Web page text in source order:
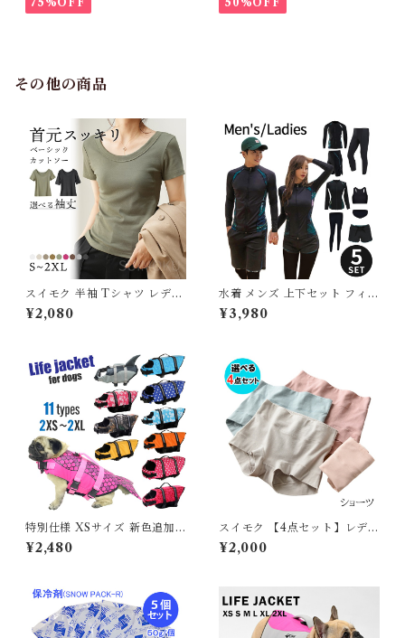
ルドッグ 冬服 極暖 暖かい 可
その他の商品
スイモク 半袖 Tシャツ レディ
ース トップス カットソー リブ
デイリー 肌触りの良い素材 大
ない オフィス スーツ シンプル
カーキ ブラック ホワイト 568
2612【水沐良品】
¥2,080
水着 メンズ 上下セット フィッ
トネス水着 ラッシュガード レ
ディース 体型カバー シンプル
ゃれ 長袖 セット タンキニ シ
ョートパンツ レギンス 脚 ウォ
ーキング ジョギング 長袖 G23
6OP
¥3,980
特別仕様 XSサイズ 新色追加
犬 ライフジャケット 犬用 ドッ
グ ペット 安全 安心 超小型犬
SUP サップ救命胴衣 KM514
¥2,480
スイモク 【4点セット】レディ
ースショーツ 下着 インナー 無
地 淡い アンダーウェア 薄いカ
ストレスフリーパンツ スタン
ダード パンティー5677922
【水沐良品】
¥2,000